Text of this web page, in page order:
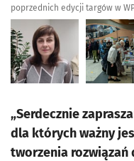
poprzednich edycji targów w
„Serdecznie
dla których ważny
tworzenia rozwiązań